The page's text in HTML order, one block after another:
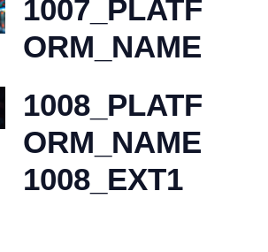
1007_PLATF
ORM_NAME
1008_PLATF
ORM_NAME
1008_EXT1